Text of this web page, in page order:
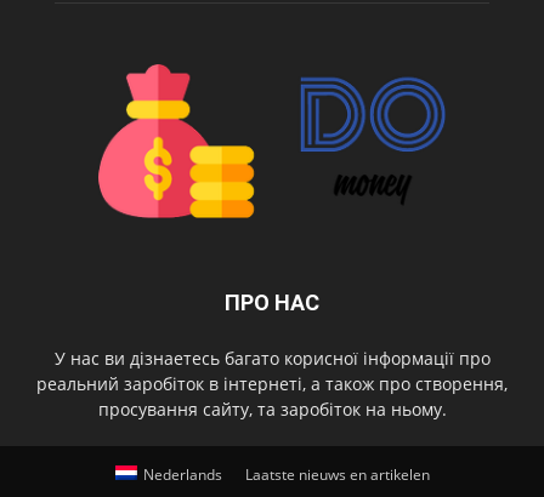
ПРО НАС
У нас ви дізнаетесь багато корисної інформації про
реальний заробіток в інтернеті, а також про створення,
просування сайту, та заробіток на ньому.
Nederlands Laatste nieuws en artikelen